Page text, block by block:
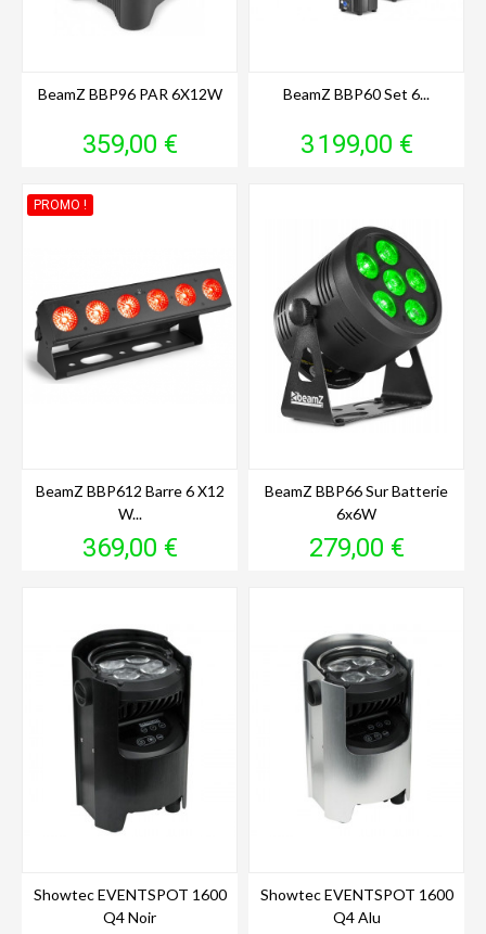
BeamZ BBP96 PAR 6X12W
Prix
359,00 €
BeamZ BBP60 Set 6...
Prix
3 199,00 €
BeamZ BBP612 Barre 6 X12
W...
Prix
369,00 €
PROMO !
BeamZ BBP66 Sur Batterie
6x6W
Prix
279,00 €
Showtec EVENTSPOT 1600
Q4 Noir
Showtec EVENTSPOT 1600
Q4 Alu